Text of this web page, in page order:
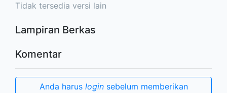
Tidak tersedia versi lain
Lampiran Berkas
Komentar
Anda harus loginsebelum memberikan